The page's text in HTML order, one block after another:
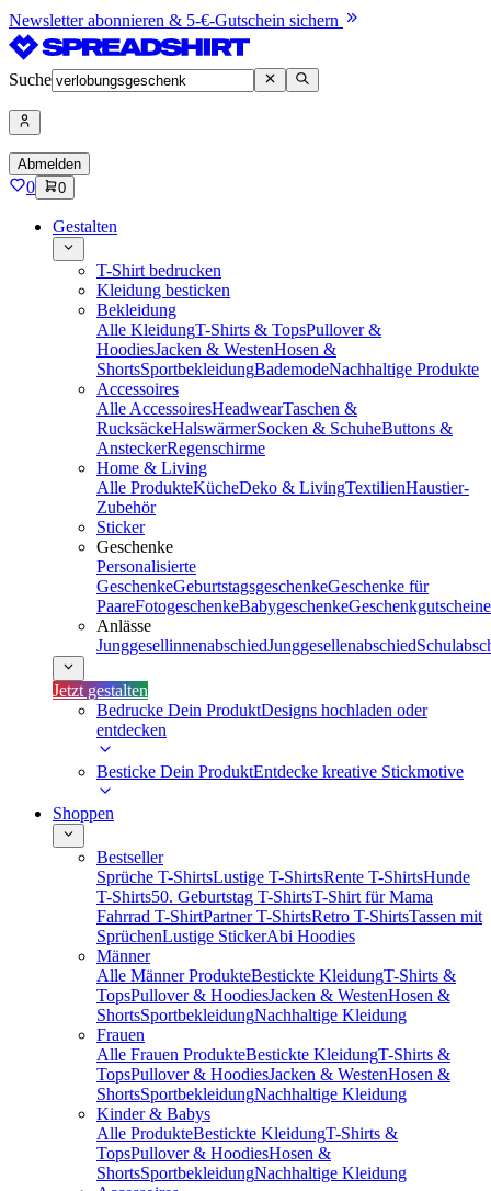
Newsletter abonnieren & 5-€-Gutschein sichern
Suche
Abmelden
0 0
Gestalten
T-Shirt bedrucken
Kleidung besticken
Bekleidung
Alle KleidungT-Shirts & TopsPullover &
HoodiesJacken & WestenHosen &
ShortsSportbekleidungBademodeNachhaltige Produkte
Accessoires
Alle AccessoiresHeadwearTaschen &
RucksäckeHalswärmerSocken & SchuheButtons &
AnsteckerRegenschirme
Home & Living
Alle ProdukteKücheDeko & LivingTextilienHaustier-
Zubehör
Sticker
Geschenke
Personalisierte
GeschenkeGeburtstagsgeschenkeGeschenke für
PaareFotogeschenkeBabygeschenkeGeschenkgutscheine
Anlässe
JunggesellinnenabschiedJunggesellenabschied
Jetzt gestalten
Bedrucke Dein ProduktDesigns hochladen oder
entdecken
Besticke Dein ProduktEntdecke kreative Stickmotive
Shoppen
Bestseller
Sprüche T-ShirtsLustige T-ShirtsRente T-ShirtsHunde
T-Shirts50. Geburtstag T-ShirtsT-Shirt für Mama
Fahrrad T-ShirtPartner T-ShirtsRetro T-ShirtsTassen mit
SprüchenLustige StickerAbi Hoodies
Männer
Alle Männer ProdukteBestickte KleidungT-Shirts &
TopsPullover & HoodiesJacken & WestenHosen &
ShortsSportbekleidungNachhaltige Kleidung
Frauen
Alle Frauen ProdukteBestickte KleidungT-Shirts &
TopsPullover & HoodiesJacken & WestenHosen &
ShortsSportbekleidungNachhaltige Kleidung
Kinder & Babys
Alle ProdukteBestickte KleidungT-Shirts &
TopsPullover & HoodiesHosen &
ShortsSportbekleidungNachhaltige Kleidung